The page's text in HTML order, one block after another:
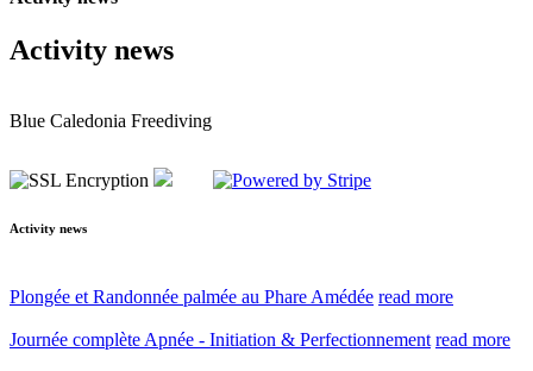
Activity news
Blue Caledonia Freediving
Activity news
Plongée et Randonnée palmée au Phare Amédée read more
Journée complète Apnée - Initiation & Perfectionnement read more